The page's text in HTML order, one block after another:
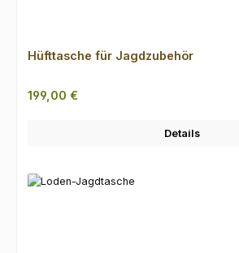
Hüfttasche für Jagdzubehör
Regulärer Preis:
199,00 €
Details